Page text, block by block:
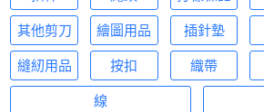
其他剪刀 繪圖用品 插針墊
縫紉用品 按扣 織帶
線